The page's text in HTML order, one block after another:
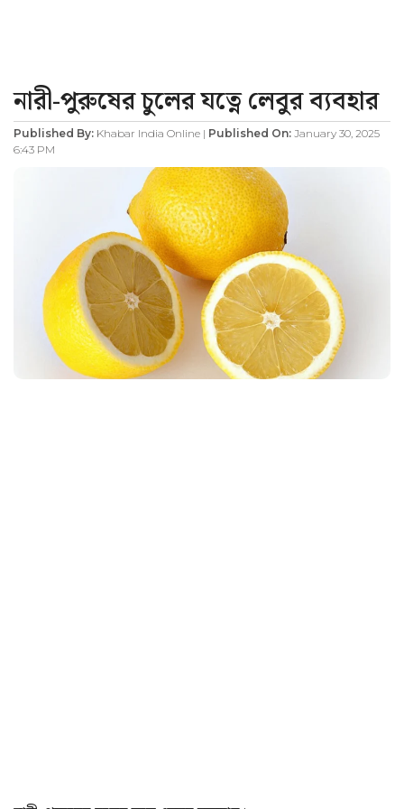
নারী-পুরুষের চুলের যত্নে লেবুর ব্যবহার
Published By: Khabar India Online | Published On: January 30, 2025
6:43 PM